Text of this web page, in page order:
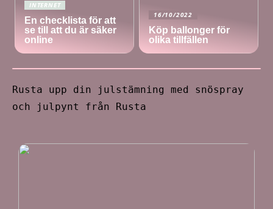
INTERNET
En checklista för att
se till att du är säker
online
16/10/2022
Köp ballonger för
olika tillfällen
Rusta upp din julstämning med snöspray
och julpynt från Rusta